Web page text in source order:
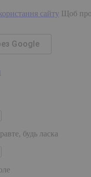
сайту Щоб
Google
будь ласка